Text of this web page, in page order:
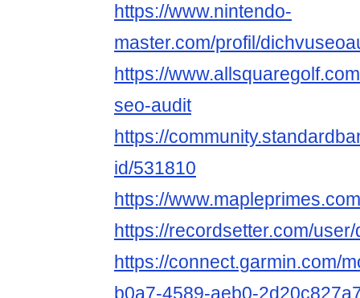
https://www.nintendo-
master.com/profil/
https://
seo-audit
https://
id/531810
https://
https://recordsetter.com/
https://connect.garmin.com/
b0a7-4589-aeb0-